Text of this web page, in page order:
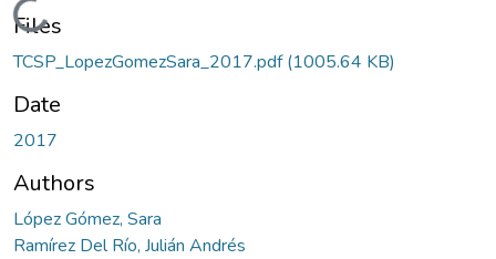
Loading...
Files
TCSP_LopezGomezSara_2017.pdf(1005.64 KB)
Date
2017
Authors
López Gómez, Sara
Ramírez Del Río, Julián Andrés